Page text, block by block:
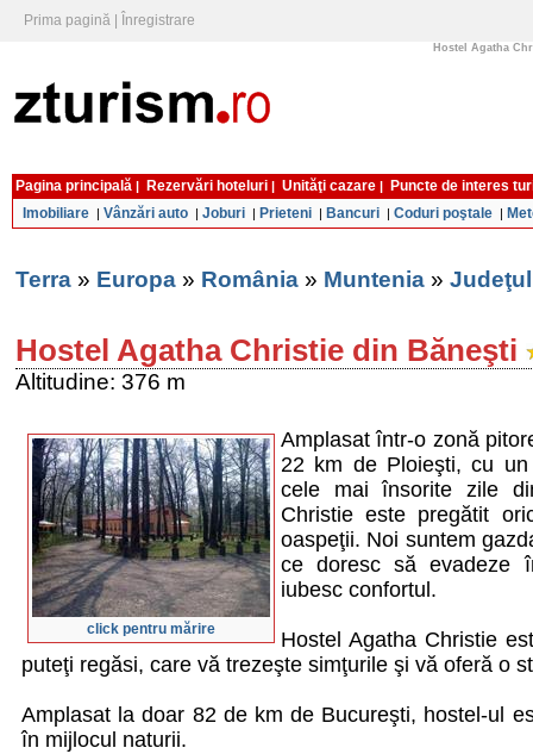
Prima pagină Înregistrare
Hostel Agatha
Pagina principală | Rezervări hoteluri | Unităţi cazare |
Puncte de interes
Imobiliare | Vânzări auto | Joburi | Prieteni | Bancuri | Coduri poştale |
Terra » Europa » România » Muntenia »
Hostel Agatha Christie din Băneşti
Altitudine: 376 m
click pentru mărire
Amplasat într-o zonă
22 km de Ploieşti, cu
cele mai însorite zile
Christie este pregătit
oaspeţii. Noi suntem
ce doresc să evadeze
iubesc confortul.
Hostel Agatha Christie
puteţi regăsi, care vă trezeşte simţurile şi vă oferă o
Amplasat la doar 82 de km de Bucureşti, hostel-ul
în mijlocul naturii.